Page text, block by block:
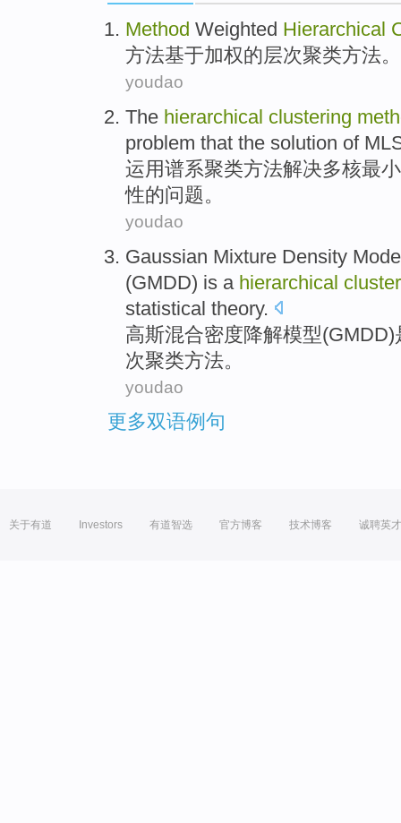
Method Weighted Hierarchical
方法基于加权的 层次聚类方法。
youdao
The hierarchical clustering
problem that the solution of
运用谱系聚类方法解决多核最
性的问题。
youdao
Gaussian Mixture Density
(GMDD) is a hierarchical
statistical theory.
高斯混合密度降解模型(GMDD)
次聚类方法。
youdao
更多双语例句
关于有道 Investors 有道智选 官方博客 技术博客 诚聘英才